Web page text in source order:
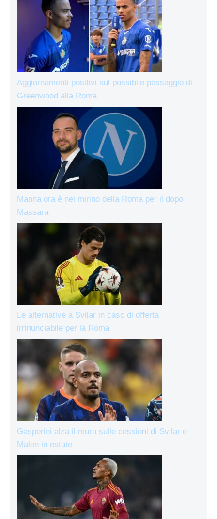
Aggiornamenti positivi sul possibile passaggio di
Greenwood alla Roma
Manna ora è nel mirino della Roma per il dopo
Massara
Le alternative a Svilar in caso di offerta
irrinunciabile per la Roma
Gasperini alza il muro sulle cessioni di Svilar e
Malen in estate